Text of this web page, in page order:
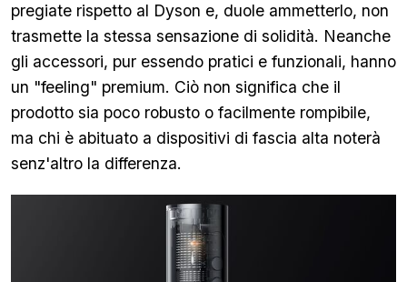
pregiate rispetto al Dyson e, duole ammetterlo, non
trasmette la stessa sensazione di solidità. Neanche
gli accessori, pur essendo pratici e funzionali, hanno
un "feeling" premium. Ciò non significa che il
prodotto sia poco robusto o facilmente rompibile,
ma chi è abituato a dispositivi di fascia alta noterà
senz'altro la differenza.